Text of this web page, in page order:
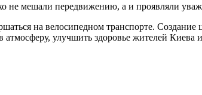
не мешали передвижению, а и проявляли
на велосипедном транспорте. Создание
улучшить здоровье жителей Киева